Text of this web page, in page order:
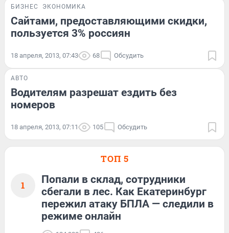
БИЗНЕС ЭКОНОМИКА
Сайтами, предоставляющими скидки,
пользуется 3% россиян
18 апреля, 2013, 07:43 68 Обсудить
АВТО
Водителям разрешат ездить без
номеров
18 апреля, 2013, 07:11 105 Обсудить
ТОП 5
1
Попали в склад, сотрудники
сбегали в лес. Как Екатеринбург
пережил атаку БПЛА — следили в
режиме онлайн